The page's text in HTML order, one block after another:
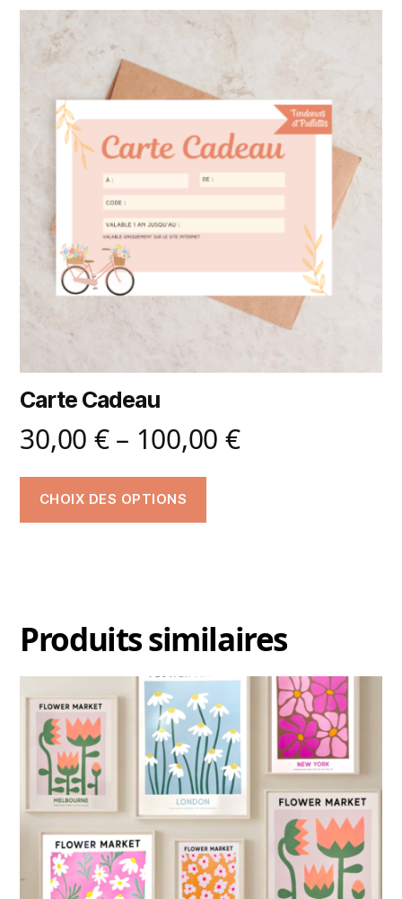
Carte Cadeau
30,00 €– 100,00 €
CHOIX DES OPTIONS
Produits similaires